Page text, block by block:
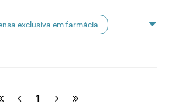
exclusiva em farmácia
1